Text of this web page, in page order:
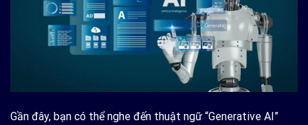
Gần đây, bạn có thể nghe đến thuật ngữ “Generative AI”